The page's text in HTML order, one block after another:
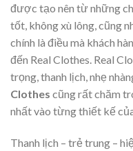
được tạo nên từ những
tốt, không xù lông, cũng
chính là điều mà khách
đến Real Clothes. Real
trọng, thanh lịch, nhẹ
Clothes cũng rất chăm
nhất vào từng thiết kế
Thanh lịch – trẻ trung –